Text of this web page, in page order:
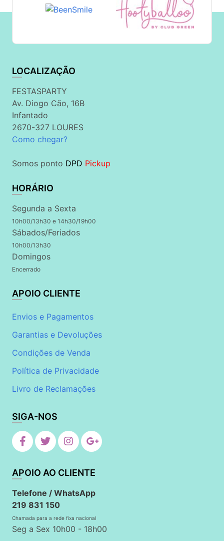
LOCALIZAÇÃO
FESTASPARTY
Av. Diogo Cão, 16B
Infantado
2670-327 LOURES
Como chegar?
Somos ponto DPD Pickup
HORÁRIO
Segunda a Sexta
10h00/13h30 e 14h30/19h00
Sábados/Feriados
10h00/13h30
Domingos
Encerrado
APOIO CLIENTE
Envios e Pagamentos
Garantias e Devoluções
Condições de Venda
Política de Privacidade
Livro de Reclamações
SIGA-NOS
APOIO AO CLIENTE
Telefone / WhatsApp
219 831 150
Chamada para a rede fixa nacional
Seg a Sex 10h00 - 18h00